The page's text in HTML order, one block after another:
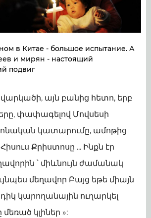
в Китае - большое испытание. А
и мирян - настоящий
подвиг
այն բանից հետո, երբ
փափագելով Մովսեսի
կատարումը, ամոթից
Քրիստոսը ... Ինքն էր
՝ միևնույն ժամանակ
մեղավոր Բայց եթե միայն
կարողանային ուղարկել
մեռած կլիներ »: